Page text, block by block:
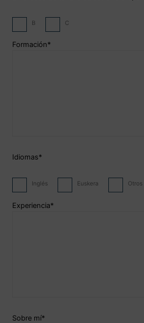
B C
Formación*
Idiomas*
Inglés Euskera Otros
Experiencia*
Sobre mí*